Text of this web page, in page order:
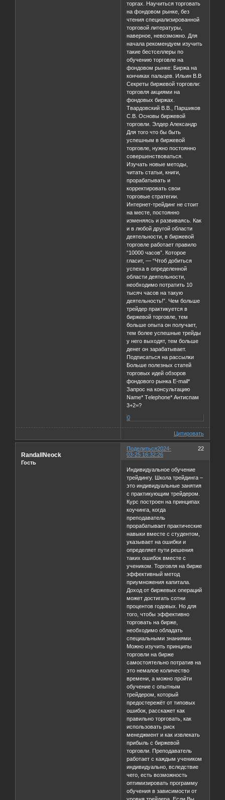
торгах. Научиться торговать
на фондовом рынке, без
чтения специализированной
торговой литературы,
наверное, невозможно. Для
начала рекомендуем изучить
такие бестселлеры по
обучению торговле на
фондовом рынке: Биржа на
кончиках пальцев. Ильин В.В
Секреты биржевой торговли:
торговля акциями на
фондовых биржах.
Твардовский В.В., Паршиков
С.В. Основы биржевой
торговли. Элдер Александр
Для того что бы быть
успешным в биржевой
торговле, нужно постоянно
совершенствоваться.
Изучать новые методы,
читать статьи, книги,
прорабатывать и
корректировать свои
торговые стратегии.
Интернет-трейдинг не стоит
на месте, постоянно
изменяясь и развиваясь. Как
и в любой другой области
деятельности, в биржевой
торговле работает правило
“10000 часов”. Которое
гласит, — “Чтоб добиться
успеха в определенной
области деятельности,
необходимо потратить 10
тысяч часов на такую
деятельность!”. Чем больше
трейдер практикуется в
биржевой торговле, тем
больше опыта он получает,
тем более успешные трейды
у него выходят, тем больше
денег он зарабатывает.
Подписаться на рассылки
Больше полезных статей
торговых идей обзоров
фондового рынка E-mail*
Запрос на консультацию
Name* Тelephone* Антиспам
3+2=?
0
Цитировать
Поделиться 22
2024-
03-25 16:32:26
RandallNeock
Гость
Индивидуальное обучение
трейдингу. Школа трейдинга –
это индивидуальные занятия
с практикующим трейдером.
Курс построен на принципах
коучинга, когда
преподаватель
прорабатывает практические
навыки вместе с студентом,
указывает на ошибки и
определяет пути решения
таких ошибок вместе с
учеником. Торговля на бирже
эффективный метод
приумножения капитала.
Доход от биржевых операций
может достигать сотни
процентов годовых. Но для
того, чтобы эффективно
торговать на бирже,
необходимо обладать
специальными знаниями.
Можно изучить принципы
торговли на бирже
самостоятельно потратив на
это немалое количество
времени, а можно пройти
обучение с опытным
трейдером, который
предостережёт от типовых
ошибок, расскажет как
правильно торговать, как
использовать риск
менеджмент и как извлекать
прибыль с биржевой
торговли. Преподаватель
работает с каждым учеником
индивидуально, вследствие
чего, есть возможность
оптимизировать программу
обучения в зависимости от